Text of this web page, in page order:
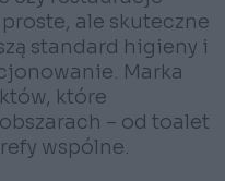
ale skuteczne
standard higieny i
Marka
które
– od toalet
wspólne.